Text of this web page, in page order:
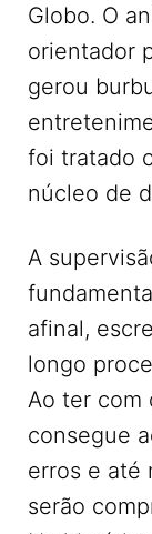
Globo. O
orientador
gerou
foi tratado
núcleo de
A
afinal,
longo
Ao ter com
consegue
erros e até
serão